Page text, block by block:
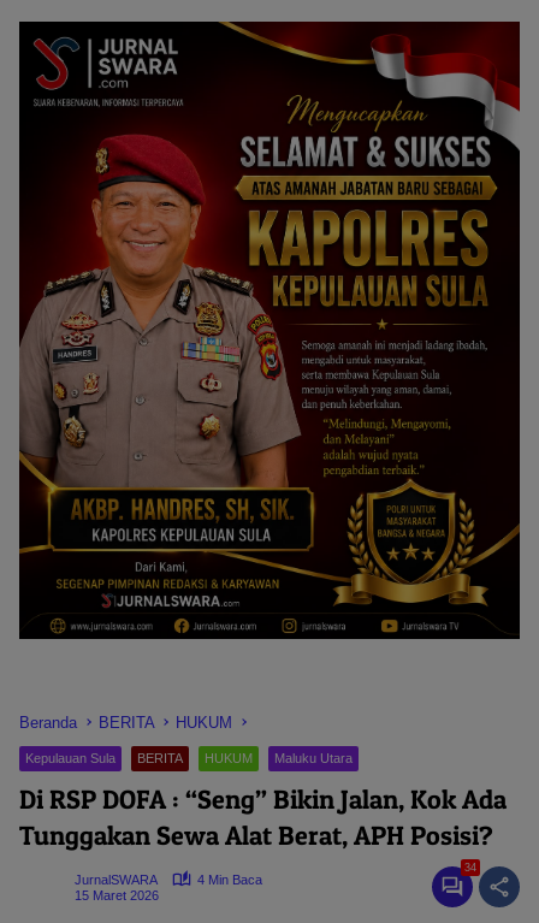
Beranda BERITA HUKUM
Kepulauan Sula BERITA HUKUM Maluku Utara
Di RSP DOFA : “Seng” Bikin Jalan, Kok Ada
Tunggakan Sewa Alat Berat, APH Posisi?
JurnalSWARA
4 Min Baca
15 Maret 2026
34